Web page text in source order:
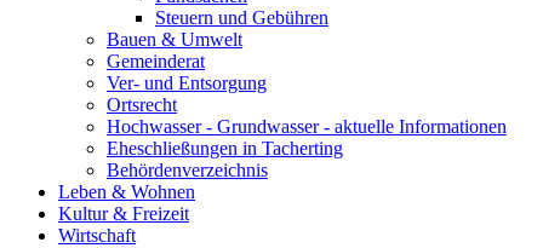
Steuern und Gebühren
Bauen & Umwelt
Gemeinderat
Ver- und Entsorgung
Ortsrecht
Hochwasser - Grundwasser - aktuelle Informationen
Eheschließungen in Tacherting
Behördenverzeichnis
Leben & Wohnen
Kultur & Freizeit
Wirtschaft